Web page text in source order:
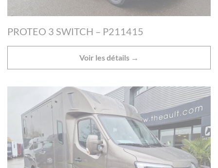
PROTEO 3 SWITCH – P211415
Voir les détails →